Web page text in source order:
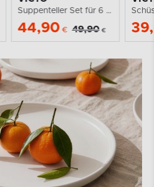
Suppenteller Set für 6 Personen weiß
44,90 € 49,90 €